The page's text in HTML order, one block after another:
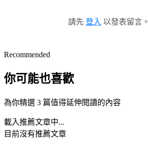
請先 登入 以發表留言。
Recommended
你可能也喜歡
為你精選 3 篇值得延伸閱讀的內容
載入推薦文章中...
目前沒有推薦文章